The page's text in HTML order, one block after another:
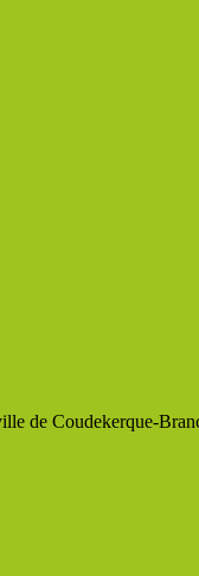
de Coudekerque-